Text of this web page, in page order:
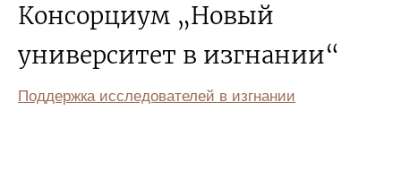
Консорциум „Новый
университет в изгнании“
Поддержка исследователей в изгнании